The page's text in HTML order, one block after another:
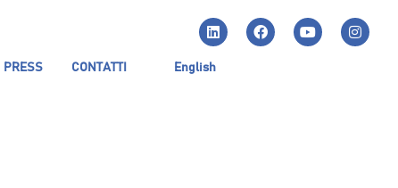
PRESS CONTATTI English